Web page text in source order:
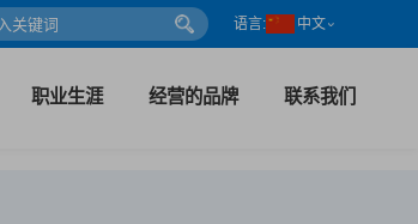
语言: 中文
职业生涯 经营的品牌 联系我们